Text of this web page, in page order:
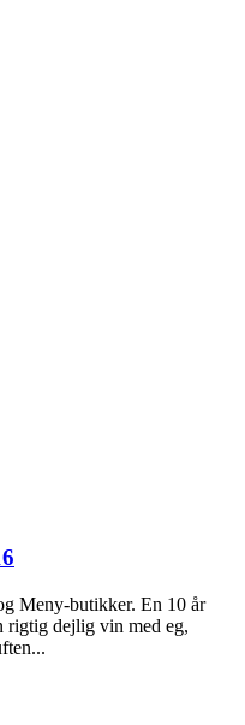
Meny-butikker. En 10 år
rigtig dejlig vin med eg,